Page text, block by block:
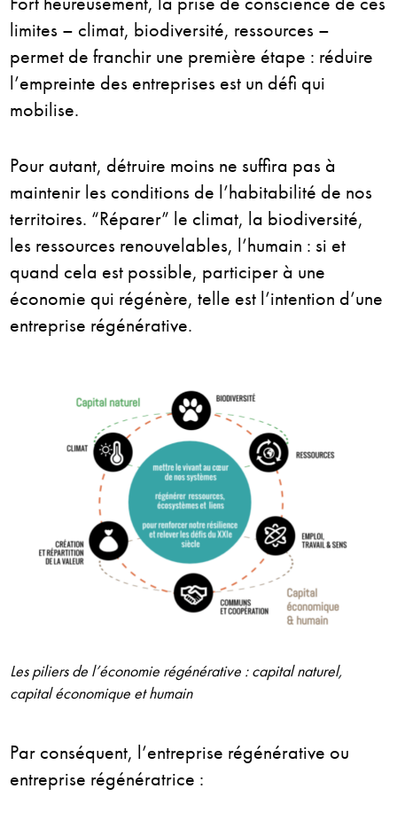
limites – climat, biodiversité, ressources –
permet de franchir une première étape : réduire
l’empreinte des entreprises est un défi qui
mobilise.
Pour autant, détruire moins ne suffira pas à
maintenir les conditions de l’habitabilité de nos
territoires. “Réparer” le climat, la biodiversité,
les ressources renouvelables, l’humain : si et
quand cela est possible, participer à une
économie qui régénère, telle est l’intention d’une
entreprise régénérative.
Les piliers de l’économie régénérative : capital naturel,
capital économique et humain
Par conséquent, l’entreprise régénérative ou
entreprise régénératrice :